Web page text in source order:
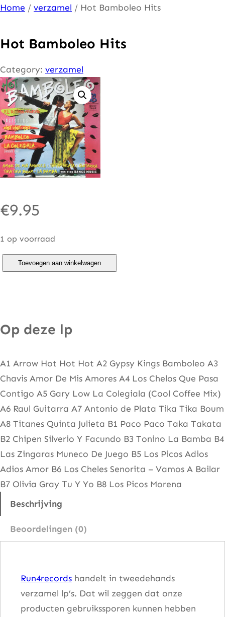
Ga
de
inhoud
Home / verzamel / Hot Bamboleo Hits
Hot Bamboleo Hits
Category: verzamel
€9.95
1 op voorraad
m
o
l
e
o
H
i
t
s
a
n
Toevoegen aan winkelwagen
Op deze lp
A1 Arrow Hot Hot Hot A2 Gypsy Kings Bamboleo A3
Chavis Amor De Mis Amores A4 Los Chelos Que Pasa
Contigo A5 Gary Low La Colegiala (Cool Coffee Mix)
A6 Raul Guitarra A7 Antonio de Plata Tika Tika Boum
A8 Titanes Quinta Julieta B1 Paco Paco Taka Takata
B2 Chipen Silverio Y Facundo B3 Tonino La Bamba B4
Las Zingaras Muneco De Juego B5 Los Picos Adios
Adios Amor B6 Los Cheles Senorita – Vamos A Bailar
B7 Olivia Gray Tu Y Yo B8 Los Picos Morena
Beschrijving
Beoordelingen (0)
Run4records handelt in tweedehands
verzamel lp’s. Dat wil zeggen dat onze
producten gebruikssporen kunnen hebben